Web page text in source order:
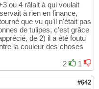
ou 4 râlait à qui voulait
à rien en finance,
que vu qu'il n'était pas
de tulipes, c'est grâce
de 2) il a été foutu
la couleur des choses
2
1
#642